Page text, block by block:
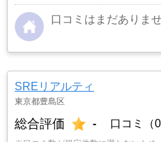
口コミはまだありま
SREリアルティ
東京都豊島区
総合評価 - 口コミ（0